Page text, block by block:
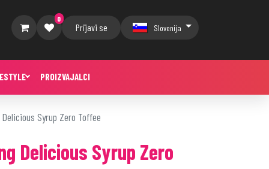
0
Prijavi se Slovenija
PROIZVAJALCI
Syrup Zero Toffee
Delicious Syrup Zero